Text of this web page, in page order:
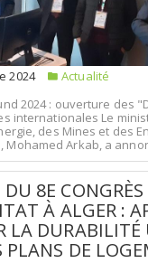
2024
Actualité
2024 : ouverture des
internationales Le
des Mines et des
Mohamed Arkab, a
8E
À ALGER :
LA DURABILITÉ
PLANS DE